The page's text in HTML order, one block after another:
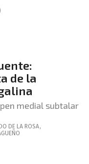
de la
medial subtalar
DE LA ROSA,